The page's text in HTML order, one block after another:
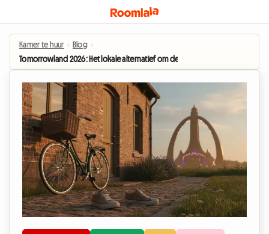
Kamer te huur › Blog ›
Tomorrowland 2026: Het lokale alternatief om de torenhoge hotelprijzen